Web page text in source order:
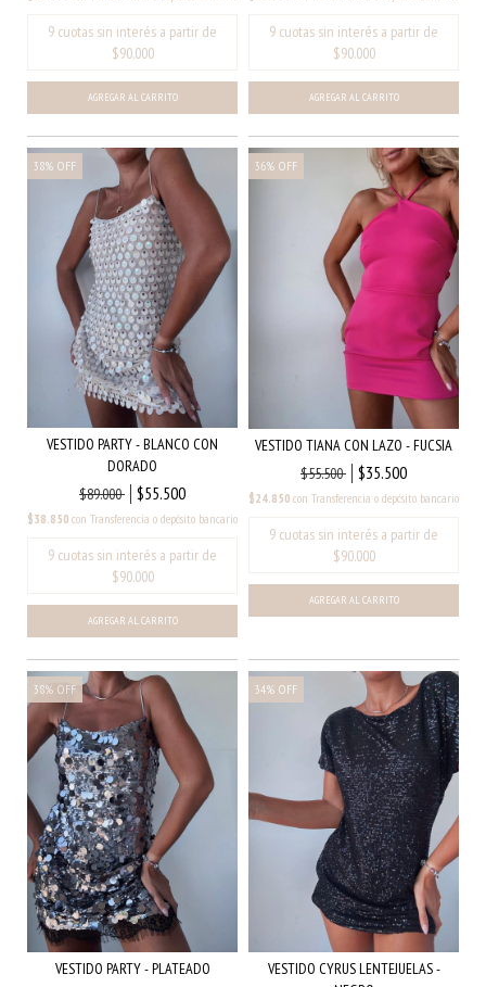
AGREGAR AL CARRITO
38% OFF
VESTIDO PARTY - BLANCO CON
DORADO
$89.000
$55.500
$38.850 con Transferencia o depósito bancario
AGREGAR AL CARRITO
36% OFF
VESTIDO TIANA CON LAZO - FUCSIA
$55.500
$35.500
$24.850 con Transferencia o depósito bancario
AGREGAR AL CARRITO
38% OFF
VESTIDO PARTY - PLATEADO
34% OFF
VESTIDO CYRUS LENTEJUELAS -